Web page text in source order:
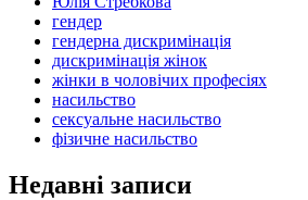
гендер
гендерна дискримінація
дискримінація жінок
жінки в чоловічих професіях
насильство
сексуальне насильство
фізичне насильство
Недавні записи